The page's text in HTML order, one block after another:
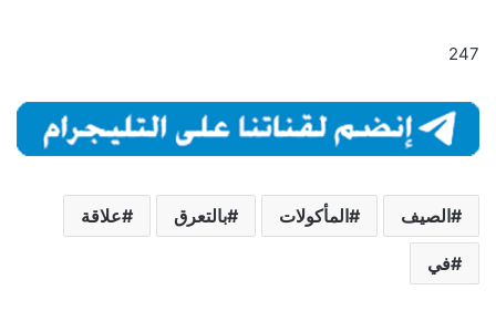
247
الصيف المأكولات بالتعرق علاقة
في